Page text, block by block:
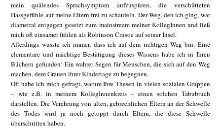
mein quälendes Sprachsymptom aufzuspüren, die verschütteten
Hassgefühle auf meine Eltern frei zu schaufeln. Der Weg, den ich ging, war
diametral entgegen gesetzt zum mainstream meiner KollegInnen und ließ
mich oft einsamer fühlen als Robinson Crusoe auf seiner Insel.
Allerdings wusste ich immer, dass ich auf dem richtigen Weg bin. Eine
elementare und mächtige Bestätigung dieses Wissens habe ich in Ihren
Büchern gefunden! Ein wahrer Segen für Menschen, die sich auf den Weg
machen, dem Grauen ihrer Kindertage zu begegnen.
Oft habe ich mich gefragt, warum Ihre Thesen in vielen sozialen Gruppen
– wie z.B. in meinem KollegInnenkreis – einen solchen Tabubruch
darstellen. Die Verehrung von alten, gebrechlichen Eltern an der Schwelle
des Todes wird ja noch getoppt durch Eltern, die diese Schwelle
überschritten haben.